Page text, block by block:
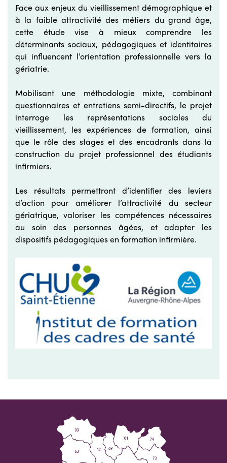
Face aux enjeux du vieillissement démographique et
à la faible attractivité des métiers du grand âge,
cette étude vise à mieux comprendre les
déterminants sociaux, pédagogiques et identitaires
qui influencent l’orientation professionnelle vers la
gériatrie.
Mobilisant une méthodologie mixte, combinant
questionnaires et entretiens semi-directifs, le projet
interroge les représentations sociales du
vieillissement, les expériences de formation, ainsi
que le rôle des stages et des encadrants dans la
construction du projet professionnel des étudiants
infirmiers.
Les résultats permettront d’identifier des leviers
d’action pour améliorer l’attractivité du secteur
gériatrique, valoriser les compétences nécessaires
au soin des personnes âgées, et adapter les
dispositifs pédagogiques en formation infirmière.